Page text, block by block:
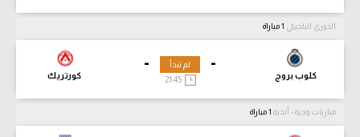
الدوري البلجيكي
-
كلوب بروج
-
كورتريك
لم تبدأ
21:45
مباريات ودية - أندية